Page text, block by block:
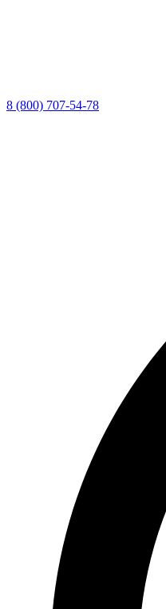
8 (800) 707-54-78